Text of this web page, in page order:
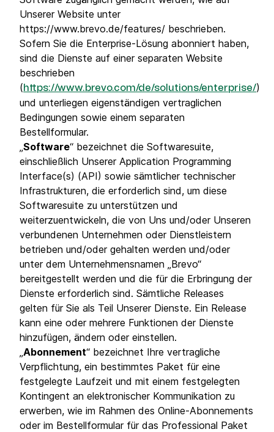
Unserer Website unter
https://www.brevo.de/features/ beschrieben.
Sofern Sie die Enterprise-Lösung abonniert haben,
sind die Dienste auf einer separaten Website
beschrieben
(https://www.brevo.com/de/solutions/enterprise/)
und unterliegen eigenständigen vertraglichen
Bedingungen sowie einem separaten
Bestellformular.
„Software“ bezeichnet die Softwaresuite,
einschließlich Unserer Application Programming
Interface(s) (API) sowie sämtlicher technischer
Infrastrukturen, die erforderlich sind, um diese
Softwaresuite zu unterstützen und
weiterzuentwickeln, die von Uns und/oder Unseren
verbundenen Unternehmen oder Dienstleistern
betrieben und/oder gehalten werden und/oder
unter dem Unternehmensnamen „Brevo“
bereitgestellt werden und die für die Erbringung der
Dienste erforderlich sind. Sämtliche Releases
gelten für Sie als Teil Unserer Dienste. Ein Release
kann eine oder mehrere Funktionen der Dienste
hinzufügen, ändern oder einstellen.
„Abonnement“ bezeichnet Ihre vertragliche
Verpflichtung, ein bestimmtes Paket für eine
festgelegte Laufzeit und mit einem festgelegten
Kontingent an elektronischer Kommunikation zu
erwerben, wie im Rahmen des Online-Abonnements
oder im Bestellformular für das Professional Paket